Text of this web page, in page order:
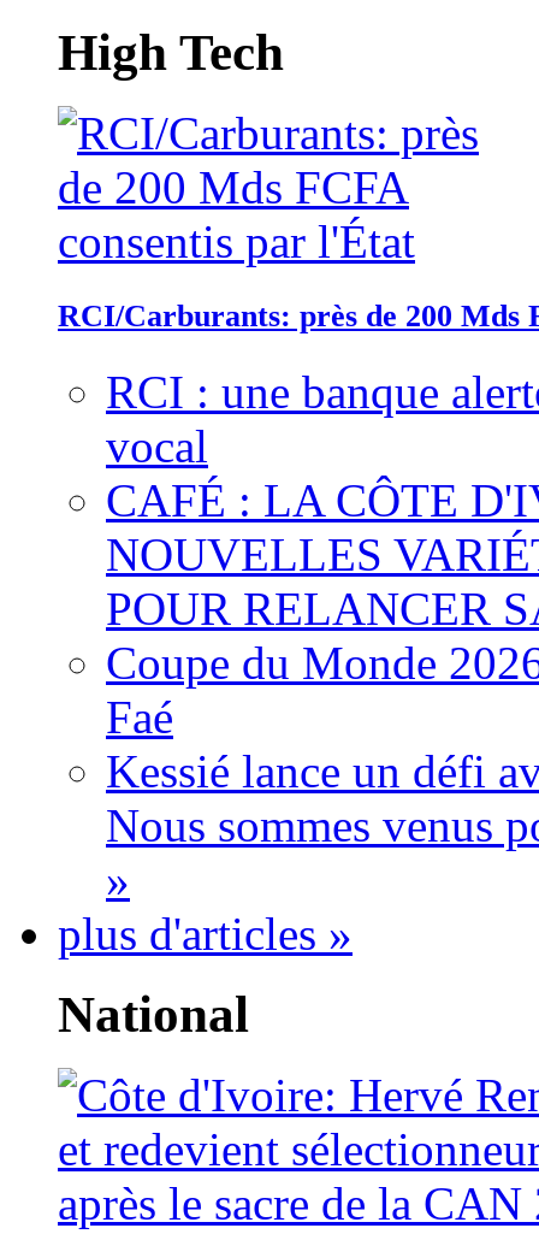
High Tech
RCI/Carburants: près de 200 Mds
RCI : une banque
vocal
CAFÉ : LA CÔTE
NOUVELLES
POUR RELANCER
Coupe du Monde
Faé
Kessié lance un défi
Nous sommes venus
»
plus d'articles »
National